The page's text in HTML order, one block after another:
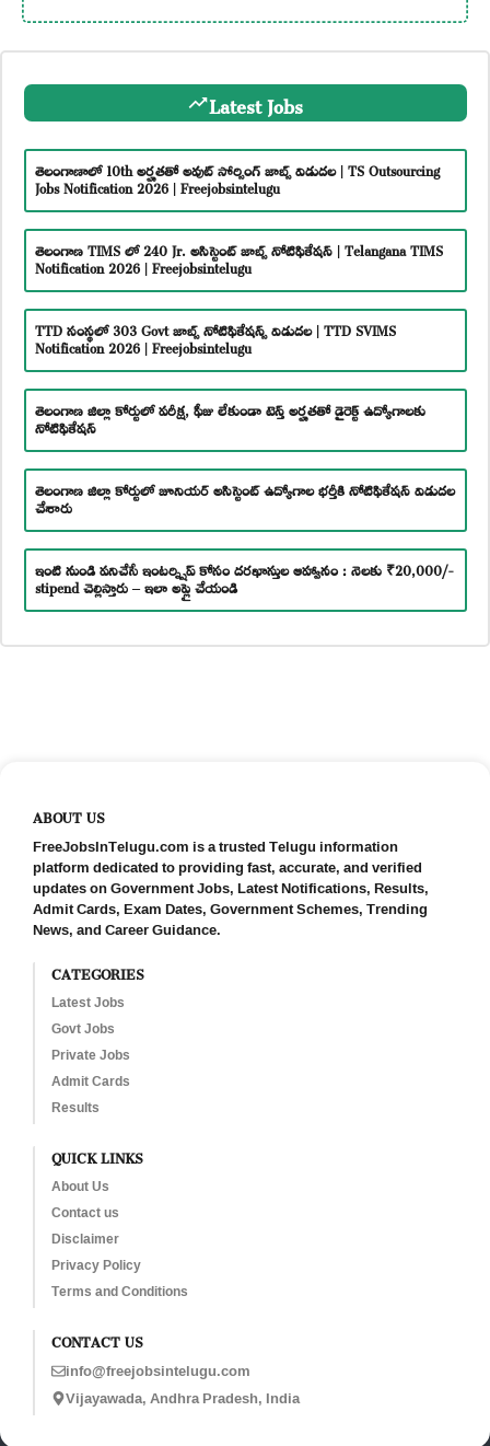
Latest Jobs
తెలంగాణాలో 10th అర్హతతో అవుట్ సోర్సింగ్ జాబ్స్ విడుదల | TS Outsourcing
Jobs Notification 2026 | Freejobsintelugu
తెలంగాణ TIMS లో 240 Jr. అసిస్టెంట్ జాబ్స్ నోటిఫికేషన్ | Telangana TIMS
Notification 2026 | Freejobsintelugu
TTD సంస్థలో 303 Govt జాబ్స్ నోటిఫికేషన్స్ విడుదల | TTD SVIMS
Notification 2026 | Freejobsintelugu
తెలంగాణ జిల్లా కోర్టులో పరీక్ష, ఫీజు లేకుండా టెన్త్ అర్హతతో డైరెక్ట్ ఉద్యోగాలకు
నోటిఫికేషన్
తెలంగాణ జిల్లా కోర్టులో జూనియర్ అసిస్టెంట్ ఉద్యోగాల భర్తీకి నోటిఫికేషన్ విడుదల
చేశారు
ఇంటి నుండి పనిచేసే ఇంటర్న్షిప్ కోసం దరఖాస్తుల ఆహ్వానం : నెలకు ₹20,000/-
stipend చెల్లిస్తారు – ఇలా అప్లై చేయండి
ABOUT US
FreeJobsInTelugu.com is a trusted Telugu information
platform dedicated to providing fast, accurate, and verified
updates on Government Jobs, Latest Notifications, Results,
Admit Cards, Exam Dates, Government Schemes, Trending
News, and Career Guidance.
CATEGORIES
Latest Jobs
Govt Jobs
Private Jobs
Admit Cards
Results
QUICK LINKS
About Us
Contact us
Disclaimer
Privacy Policy
Terms and Conditions
CONTACT US
info@freejobsintelugu.com
Vijayawada, Andhra Pradesh, India